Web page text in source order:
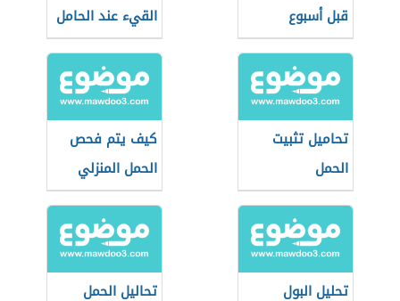
قبل أسبوع
القيء عند الحامل
تحاميل تثبيت
الحمل
كيف يتم فحص
الحمل المنزلي
تحليل البول
تحاليل الحمل